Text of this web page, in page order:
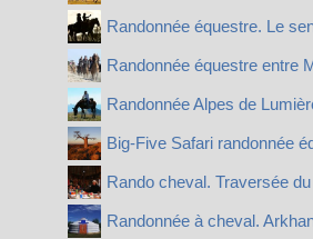
Randonnée équestre. Le
Randonnée équestre entre
Randonnée Alpes de
Big-Five Safari randonnée
Rando cheval. Traversée
Randonnée à cheval.